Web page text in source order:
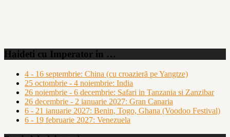
Haideti cu Imperator in …
4 - 16 septembrie: China (cu croazieră pe Yangtze)
25 octombrie - 4 noiembrie: India
26 noiembrie - 6 decembrie: Safari in Tanzania si Zanzibar
26 decembrie - 2 ianuarie 2027: Gran Canaria
6 - 21 ianuarie 2027: Benin, Togo, Ghana (Voodoo Festival)
6 - 19 februarie 2027: Venezuela